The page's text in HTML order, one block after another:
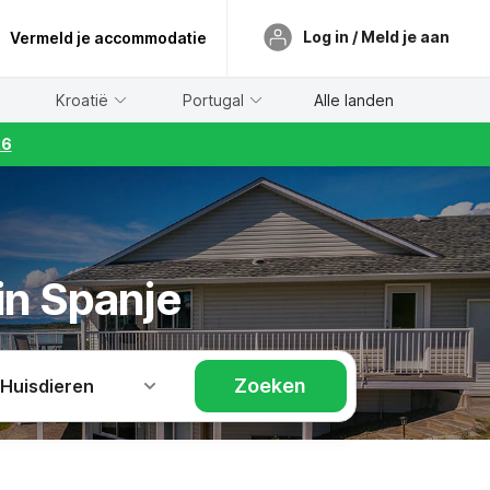
Vermeld je accommodatie Log in / Meld je aan
Kroatië Portugal Alle landen
Spanje
Zoeken